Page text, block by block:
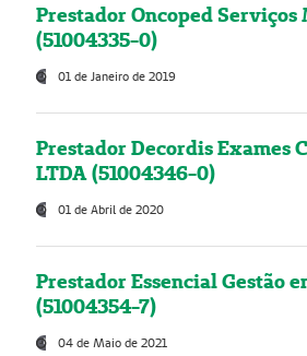
Prestador Oncoped Serviços
(51004335-0)
01 de Janeiro de 2019
Prestador Decordis Exames
LTDA (51004346-0)
01 de Abril de 2020
Prestador Essencial Gestão
(51004354-7)
04 de Maio de 2021